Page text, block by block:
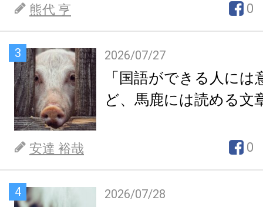
熊代 亨 0
3 2026/07/27
「国語ができる人には
ど、馬鹿には読める文
安達 裕哉 0
4 2026/07/28